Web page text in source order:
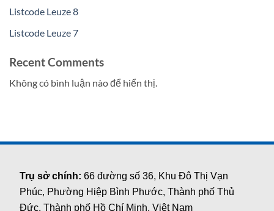
Listcode Leuze 8
Listcode Leuze 7
Recent Comments
Không có bình luận nào để hiển thị.
Trụ sở chính:66 đường số 36, Khu Đô Thị Vạn
Phúc, Phường Hiệp Bình Phước, Thành phố Thủ
Đức, Thành phố Hồ Chí Minh, Việt Nam